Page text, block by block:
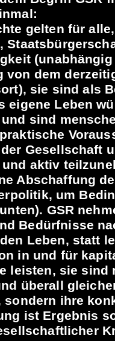
gelten für
von dem
sie sind als
eigene Leben
sind
Gesellschaft
aktiv
Abschaffung
um
GSR
Bedürfnisse
Leben, statt
in und für
leisten, sie sind
überall
sondern ihre
ist Ergebnis